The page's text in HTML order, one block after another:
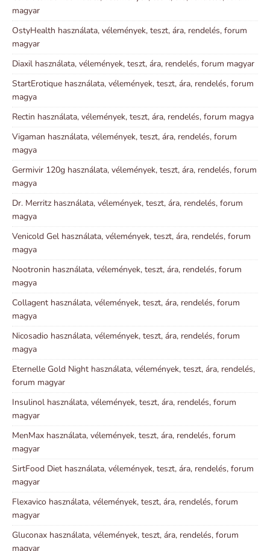
magyar
OstyHealth használata, vélemények, teszt, ára, rendelés, forum
magyar
Diaxil használata, vélemények, teszt, ára, rendelés, forum magyar
StartErotique használata, vélemények, teszt, ára, rendelés, forum
magya
Rectin használata, vélemények, teszt, ára, rendelés, forum magya
Vigaman használata, vélemények, teszt, ára, rendelés, forum
magya
Germivir 120g használata, vélemények, teszt, ára, rendelés, forum
magya
Dr. Merritz használata, vélemények, teszt, ára, rendelés, forum
magya
Venicold Gel használata, vélemények, teszt, ára, rendelés, forum
magya
Nootronin használata, vélemények, teszt, ára, rendelés, forum
magya
Collagent használata, vélemények, teszt, ára, rendelés, forum
magya
Nicosadio használata, vélemények, teszt, ára, rendelés, forum
magya
Eternelle Gold Night használata, vélemények, teszt, ára, rendelés,
forum magyar
Insulinol használata, vélemények, teszt, ára, rendelés, forum
magyar
MenMax használata, vélemények, teszt, ára, rendelés, forum
magyar
SirtFood Diet használata, vélemények, teszt, ára, rendelés, forum
magyar
Flexavico használata, vélemények, teszt, ára, rendelés, forum
magyar
Gluconax használata, vélemények, teszt, ára, rendelés, forum
magyar